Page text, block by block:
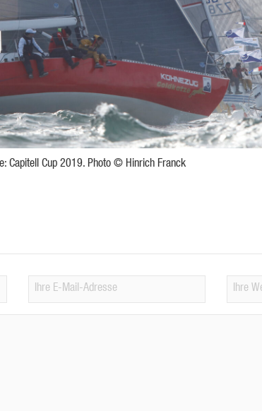
Capitell Cup 2019. Photo © Hinrich Franck